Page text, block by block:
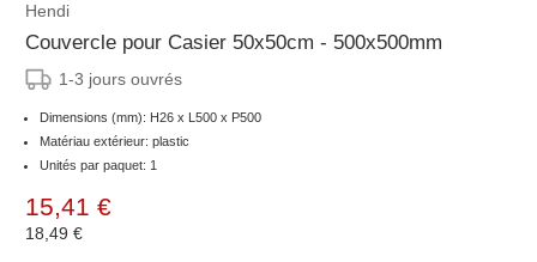
Hendi
Couvercle pour Casier 50x50cm - 500x500mm
1-3 jours ouvrés
Dimensions (mm): H26 x L500 x P500
Matériau extérieur: plastic
Unités par paquet: 1
15,41 €
18,49 €